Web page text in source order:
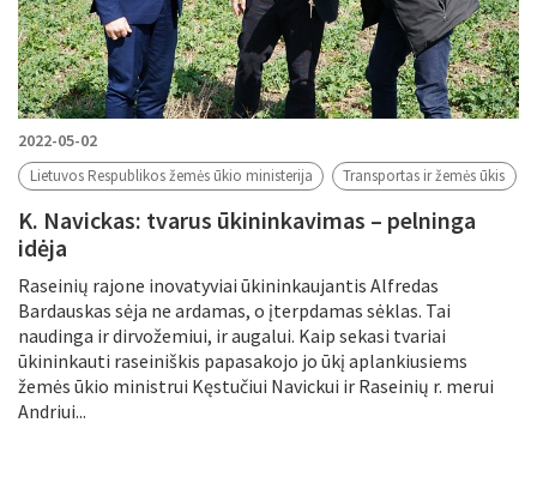
2022-05-02
Lietuvos Respublikos žemės ūkio ministerija Transportas ir žemės ūkis
K. Navickas: tvarus ūkininkavimas – pelninga
idėja
Raseinių rajone inovatyviai ūkininkaujantis Alfredas
Bardauskas sėja ne ardamas, o įterpdamas sėklas. Tai
naudinga ir dirvožemiui, ir augalui. Kaip sekasi tvariai
ūkininkauti raseiniškis papasakojo jo ūkį aplankiusiems
žemės ūkio ministrui Kęstučiui Navickui ir Raseinių r. merui
Andriui...